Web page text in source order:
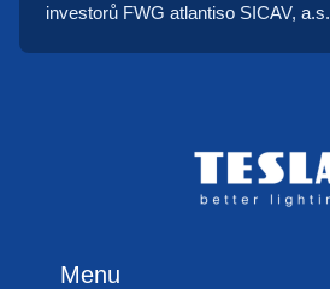
investorů FWG atlantiso SICAV, a.s.
Menu